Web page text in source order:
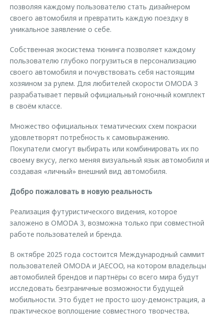
позволяя каждому пользователю стать дизайнером
своего автомобиля и превратить каждую поездку в
уникальное заявление о себе.
Собственная экосистема тюнинга позволяет каждому
пользователю глубоко погрузиться в персонализацию
своего автомобиля и почувствовать себя настоящим
хозяином за рулем. Для любителей скорости OMODA 3
разрабатывает первый официальный гоночный комплект
в своём классе.
Множество официальных тематических схем покраски
удовлетворят потребность к самовыражению.
Покупатели смогут выбирать или комбинировать их по
своему вкусу, легко меняя визуальный язык автомобиля и
создавая «личный» внешний вид автомобиля.
Добро пожаловать в новую реальность
Реализация футуристического видения, которое
заложено в OMODA 3, возможна только при совместной
работе пользователей и бренда.
В октябре 2025 года состоится Международный саммит
пользователей OMODA и JAECOO, на котором владельцы
автомобилей брендов и партнёры со всего мира будут
исследовать безграничные возможности будущей
мобильности. Это будет не просто шоу-демонстрация, а
практическое воплощение совместного творчества,